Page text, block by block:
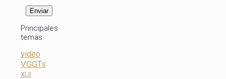
Principales
temas
video
VGGTs
XLII